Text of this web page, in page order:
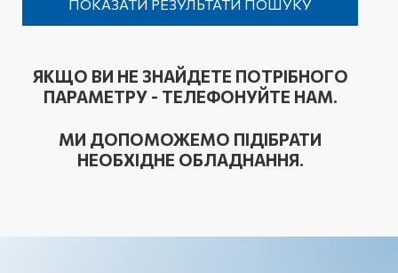
ЯКЩО ВИ НЕ ЗНАЙДЕТЕ ПОТРІБНОГО
ПАРАМЕТРУ - ТЕЛЕФОНУЙТЕ НАМ.
МИ ДОПОМОЖЕМО ПІДІБРАТИ
НЕОБХІДНЕ ОБЛАДНАННЯ.